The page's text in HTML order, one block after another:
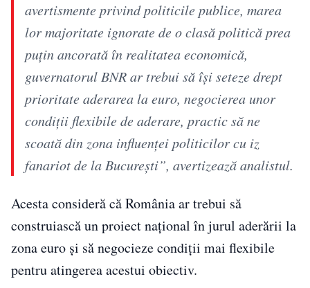
avertismente privind politicile publice, marea
lor majoritate ignorate de o clasă politică prea
puțin ancorată în realitatea economică,
guvernatorul BNR ar trebui să își seteze drept
prioritate aderarea la euro, negocierea unor
condiții flexibile de aderare, practic să ne
scoată din zona influenței politicilor cu iz
fanariot de la București”, avertizează analistul.
Acesta consideră că România ar trebui să
construiască un proiect național în jurul aderării la
zona euro și să negocieze condiții mai flexibile
pentru atingerea acestui obiectiv.